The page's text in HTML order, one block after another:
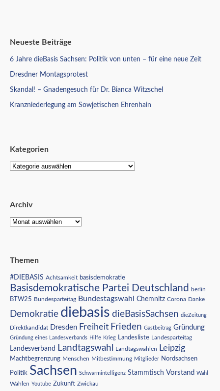
Neueste Beiträge
6 Jahre dieBasis Sachsen: Politik von unten – für eine neue Zeit
Dresdner Montagsprotest
Skandal! – Gnadengesuch für Dr. Bianca Witzschel
Kranzniederlegung am Sowjetischen Ehrenhain
Kategorien
Archiv
Themen
#DIEBASIS Achtsamkeit basisdemokratie
Basisdemokratische Partei Deutschland berlin
BTW25 Bundesparteitag Bundestagswahl Chemnitz Corona Danke
Demokratie diebasis dieBasisSachsen dieZeitung
Direktkandidat Dresden Freiheit Frieden Gastbeitrag Gründung
Gründung eines Landesverbands Hilfe Krieg Landesliste Landesparteitag
Landesverband Landtagswahl Landtagswahlen Leipzig
Machtbegrenzung Menschen Mitbestimmung Mitglieder Nordsachsen
Politik Sachsen Schwarmintelligenz Stammtisch Vorstand Wahl
Wahlen Youtube Zukunft Zwickau